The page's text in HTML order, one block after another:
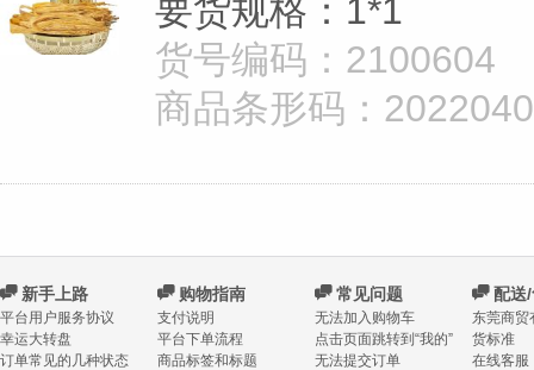
要货规格：1*1
货号编码：2100604
商品条形码：
C新手上路
平台用户服务协议
幸运大转盘
订单常见的几种状态
C购物指南
支付说明
平台下单流程
商品标签和标题
C常见问题
无法加入购物车
点击页面跳转到“我的”
无法提交订单
C配送/
东莞商贸
货标准
在线客服